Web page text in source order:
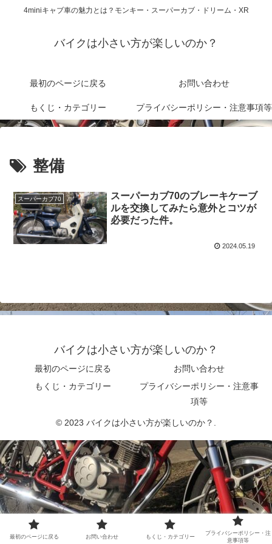
4miniキャブ車の魅力とは？モンキー・スーパーカブ・ドリーム・XR
バイクは小さい方が楽しいのか？
最初のページに戻る お問い合わせ
もくじ・カテゴリー プライバシーポリシー・注意事項等
整備
スーパーカブ70
スーパーカブ70のブレーキケーブ
ルを交換してみたら意外とコツが
必要だった件。
2024.05.19
バイクは小さい方が楽しいのか？
最初のページに戻る
お問い合わせ
もくじ・カテゴリー
プライバシーポリシー・注意事
項等
© 2023 バイクは小さい方が楽しいのか？.
最初のページに戻る お問い合わせ もくじ・カテゴリー
プライバシーポリシー・注
意事項等